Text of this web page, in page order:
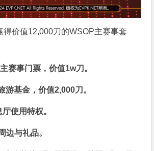
得价值12,000刀的WSOP主赛事套
赛事门票，价值1w刀。
游基金，价值2,000刀。
使用特权。
边与礼品。